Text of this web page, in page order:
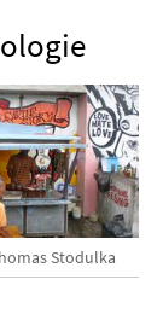
Stodulka